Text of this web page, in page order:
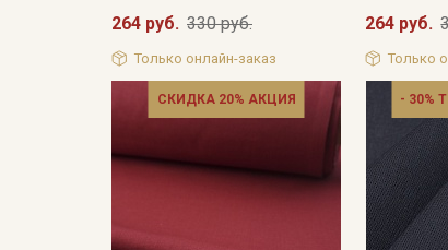
264 руб. 330 руб.
Только онлайн-заказ
264 руб.
Только
СКИДКА 20% АКЦИЯ - 30%